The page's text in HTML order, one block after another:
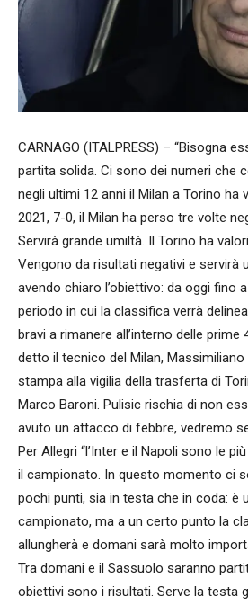
CARNAGO (ITALPRESS) – “Bisogna
partita solida. Ci sono dei numeri che
negli ultimi 12 anni il Milan a Torino ha
2021, 7-0, il Milan ha perso tre volte
Servirà grande umiltà. Il Torino ha
Vengono da risultati negativi e servirà
avendo chiaro l’obiettivo: da oggi fino
periodo in cui la classifica verrà
bravi a rimanere all’interno delle prime
detto il tecnico del Milan,
stampa alla vigilia della trasferta di
Marco Baroni. Pulisic rischia di non
avuto un attacco di febbre, vedremo
Per Allegri “l’Inter e il Napoli sono le
il campionato. In questo momento ci
pochi punti, sia in testa che in coda: è
campionato, ma a un certo punto la
allungherà e domani sarà molto
Tra domani e il Sassuolo saranno
obiettivi sono i risultati. Serve la testa